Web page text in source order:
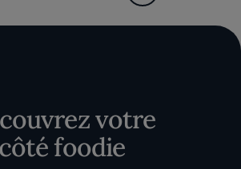
votre
côté foodie